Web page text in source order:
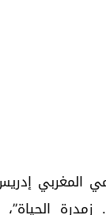
المغربي